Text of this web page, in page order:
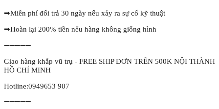
➡Miễn phí đổi trả 30 ngày nếu xảy ra sự cố kỹ thuật
➡Hoàn lại 200% tiền nếu hàng không giống hình
➖➖➖➖➖
Giao hàng khắp vũ trụ - FREE SHIP ĐƠN TRÊN 500K NỘI THÀNH
HỒ CHÍ MINH
Hotline:0949653 907
➖➖➖➖➖